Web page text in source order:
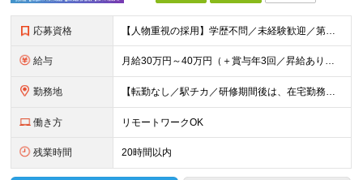
応募資格 【人物重視の採用】学歴不問／未経験歓迎／第二新卒歓迎 「動画編集を仕事にしてみたい！」 「YouTubeやTikTokが好き！」 「クリエイティブな仕事に挑戦したい！」 そんな想いがあれば、経験や
給与 月給30万円～40万円（＋賞与年3回／昇給あり） 【固定残業代について】 なし（残業代は、実際の労働時間に応じて別途全額支給）
勤務地 【転勤なし／駅チカ／研修期間後は、在宅勤務可能】 本社：東京都渋谷区代々木1-30-15 天翔代々木ビル5階 ★過去入社した先輩方の前職をご紹介（経験職種不問です）★ 一般職、秘書、総務、経理
働き方 リモートワークOK
残業時間 20時間以内